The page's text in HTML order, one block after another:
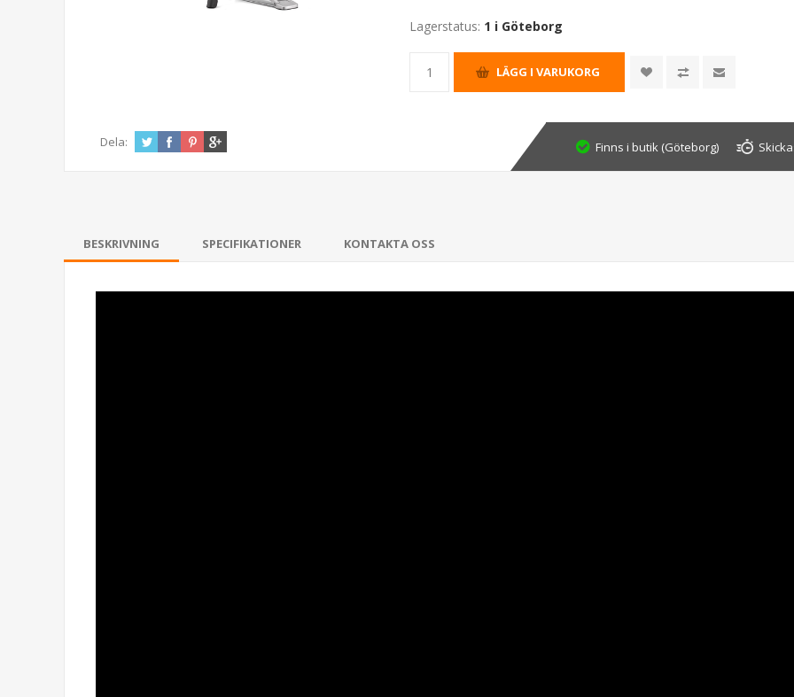
Lagerstatus: 1 i Göteborg
Dela: Finns i butik (Göteborg)
BESKRIVNING SPECIFIKATIONER KONTAKTA OSS